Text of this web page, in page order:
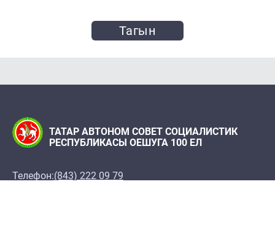
Тагын
ТАТАР АВТОНОМ СОВЕТ СОЦИАЛИСТИК
РЕСПУБЛИКАСЫ ОЕШУГА 100 ЕЛ
Телефон:(843) 222 09 79